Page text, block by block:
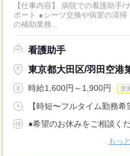
【仕事内容】 病院での看護助手/ナースエイ
ポート ●シーツ交換や病室の清
の補助業務...
看護助手
東京都大田区/羽田空港
時給1,600円～1,900円 交
【時短〜フルタイム勤務希
●希望のお休みをご相談く
もっ